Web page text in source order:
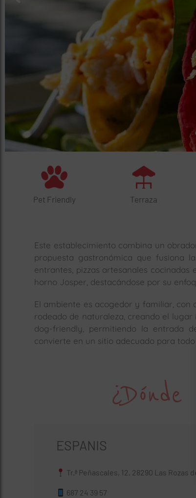
Pet Friendly Terraza
Este establecimiento combina un
propuesta gastronómica que fusiona
entrantes, pizzas artesanales
horno Josper, destacándose por su
El ambiente es acogedor y familiar, con
rodeado de naturaleza, creando el
dog-friendly, permitiendo la entrada
convierte en un sitio adecuado para todo
¿Dónde
ESPANIS
Tr.ª Peñascales, 12, 28290 Las Rozas
687 24 39 57